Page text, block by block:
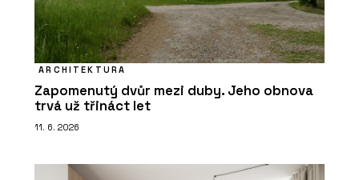
ARCHITEKTURA
Zapomenutý dvůr mezi duby. Jeho obnova
trvá už třináct let
11. 6. 2026